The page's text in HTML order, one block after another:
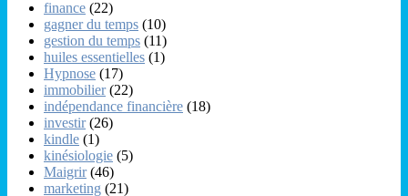
finance (22)
gagner du temps (10)
gestion du temps (11)
huiles essentielles (1)
Hypnose (17)
immobilier(22)
indépendance financière (18)
investir(26)
kindle (1)
kinésiologie (5)
Maigrir(46)
marketing (21)